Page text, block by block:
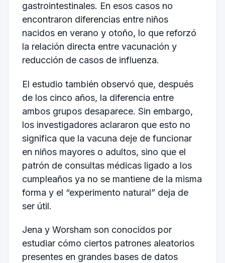
gastrointestinales. En esos casos no
encontraron diferencias entre niños
nacidos en verano y otoño, lo que reforzó
la relación directa entre vacunación y
reducción de casos de influenza.
El estudio también observó que, después
de los cinco años, la diferencia entre
ambos grupos desaparece. Sin embargo,
los investigadores aclararon que esto no
significa que la vacuna deje de funcionar
en niños mayores o adultos, sino que el
patrón de consultas médicas ligado a los
cumpleaños ya no se mantiene de la misma
forma y el “experimento natural” deja de
ser útil.
Jena y Worsham son conocidos por
estudiar cómo ciertos patrones aleatorios
presentes en grandes bases de datos